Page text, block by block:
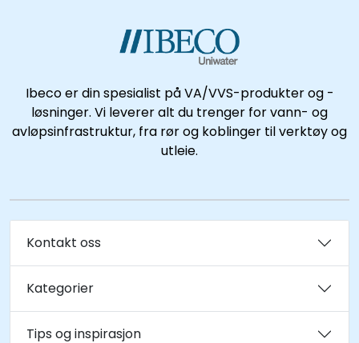
Ibeco er din spesialist på VA/VVS-produkter og -
løsninger. Vi leverer alt du trenger for vann- og
avløpsinfrastruktur, fra rør og koblinger til verktøy og
utleie.
Kontakt oss
Kategorier
Tips og inspirasjon